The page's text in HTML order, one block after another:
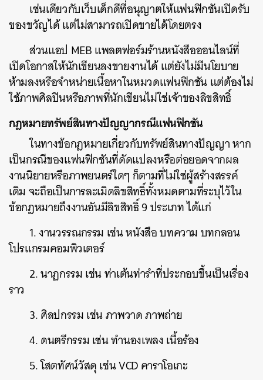
เช่นเดียวกับเว็บเด็กดีที่อนุญาตให้แฟนฟิกชันเปิดรับ
ของขวัญได้ แต่ไม่สามารถเปิดขายได้โดยตรง
ส่วนแอป MEB แพลตฟอร์มร้านหนังสือออนไลน์ที่
เปิดโอกาสให้นักเขียนลงขายงานได้ แต่ยังไม่มีนโยบาย
ห้ามลงหรือจำหน่ายเนื้อหาในหมวดแฟนฟิกชัน แต่ต้องไม่
ใช้ภาพศิลปินหรือภาพที่นักเขียนไม่ใช่เจ้าของลิขสิทธิ์
กฎหมายทรัพย์สินทางปัญญากรณีแฟนฟิกชัน
ในทางข้อกฎหมายเกี่ยวกับทรัพย์สินทางปัญญา หาก
เป็นกรณีของแฟนฟิกชันที่ดัดแปลงหรือต่อยอดจากผล
งานนิยายหรือภาพยนตร์ใดๆ ก็ตามที่ไม่ใช่ผู้สร้างสรรค์
เดิม จะถือเป็นการละเมิดลิขสิทธิ์ทั้งหมดตามที่ระบุไว้ใน
ข้อกฎหมายถึงงานอันมีลิขสิทธิ์ 9 ประเภท ได้แก่
1. งานวรรณกรรม เช่น หนังสือ บทความ บทกลอน
โปรแกรมคอมพิวเตอร์
2. นาฏกรรม เช่น ท่าเต้นท่ารำที่ประกอบขึ้นเป็นเรื่อง
ราว
3. ศิลปกรรม เช่น ภาพวาด ภาพถ่าย
4. ดนตรีกรรม เช่น ทำนองเพลง เนื้อร้อง
5. โสตทัศน์วัสดุ เช่น VCD คาราโอเกะ
ค้นหา
SHARE TWEET LINE EMAIL